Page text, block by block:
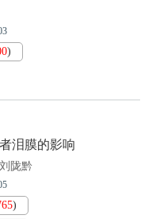
)
泪膜的影响
刘陇黔
)